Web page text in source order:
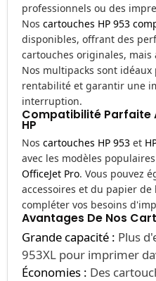
professionnels ou des
Nos cartouches HP 953
disponibles, offrant des
cartouches originales,
Nos multipacks sont
rentabilité et garantir une
interruption.
Compatibilité Parfaite
HP
Nos cartouches HP 953 et
avec les modèles
OfficeJet Pro. Vous pouvez
accessoires et du papier
compléter vos besoins
Avantages De Nos
Grande capacité : Plus
953XL pour imprimer
Économies : Des